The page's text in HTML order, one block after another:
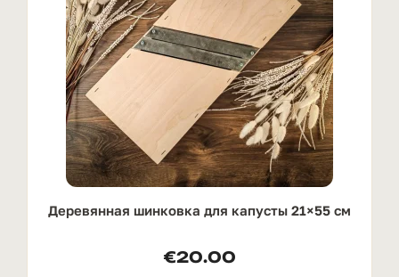
Деревянная шинковка для капусты 21×55 см
€20.00